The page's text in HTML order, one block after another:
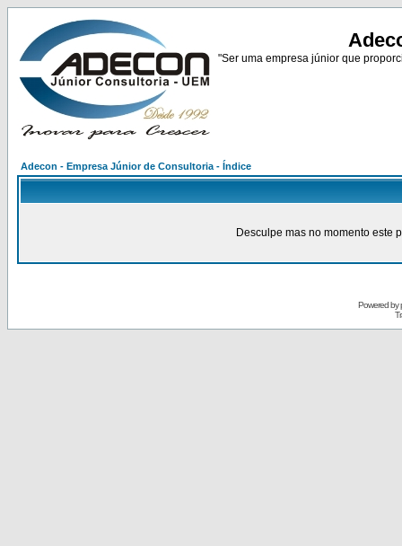
"Ser uma empresa júnior que
Adecon - Empresa Júnior de Consultoria - Índice
Desculpe mas no momento este
Powered by